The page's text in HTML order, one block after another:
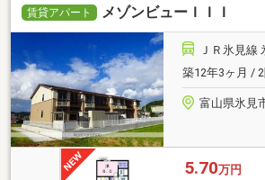
賃貸アパート メゾンビューＩＩＩ
ＪＲ氷見線
築12年3ヶ月 /
富山県氷見
5.70万円